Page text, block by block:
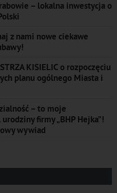
– lokalna inwestycja o
z nami nowe ciekawe
KISIELIC o rozpoczęciu
planu ogólnego Miasta i
– to moje
firmy „BHP Hejka”!
wywiad